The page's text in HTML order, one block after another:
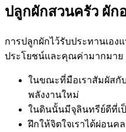
ปลูกผักสวนครัว ผัก
การปลูกผักไว้รับประทานเอ
ประโยชน์และคุณค่ามากมาย
ในขณะที่มือเราสัมผัสกั
พลังงานใหม่
ในดินนั้นมีจุลินทรีย์ดีที่เ
ฝึกให้จิตใจเราได้ผ่อนค